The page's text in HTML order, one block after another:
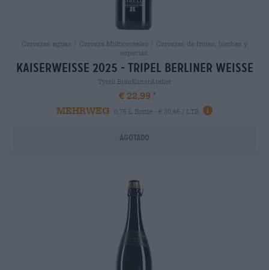
Cervezas agrias | Cerveza Multicereales | Cervezas de frutas, hierbas y
especias.
kaiserweisse 2025 - tripel berliner weisse
Tyrell BrauKunstAtelier
€ 22,99
MEHRWEG
0,75 L Bottle - € 30,65 / LTR
Agotado